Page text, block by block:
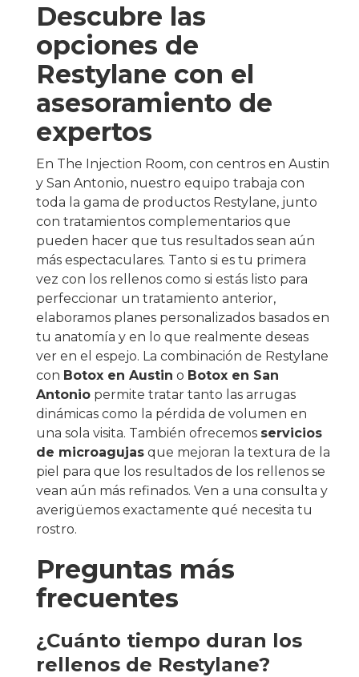
Descubre las
opciones de
Restylane con el
asesoramiento de
expertos
En The Injection Room, con centros en Austin
y San Antonio, nuestro equipo trabaja con
toda la gama de productos Restylane, junto
con tratamientos complementarios que
pueden hacer que tus resultados sean aún
más espectaculares. Tanto si es tu primera
vez con los rellenos como si estás listo para
perfeccionar un tratamiento anterior,
elaboramos planes personalizados basados en
tu anatomía y en lo que realmente deseas
ver en el espejo. La combinación de Restylane
con Botox en Austin o Botox en San
Antonio permite tratar tanto las arrugas
dinámicas como la pérdida de volumen en
una sola visita. También ofrecemos servicios
de microagujas que mejoran la textura de la
piel para que los resultados de los rellenos se
vean aún más refinados. Ven a una consulta y
averigüemos exactamente qué necesita tu
rostro.
Preguntas más
frecuentes
¿Cuánto tiempo duran los
rellenos de Restylane?